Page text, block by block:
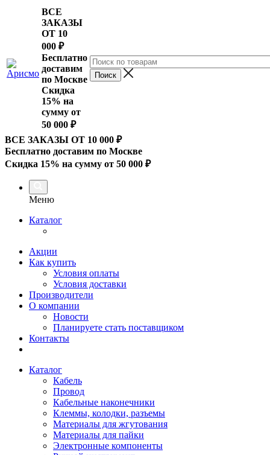
ВСЕ
ЗАКАЗЫ
ОТ 10
000 ₽
Бесплатно
доставим
по Москве
Скидка
15% на
сумму от
50 000 ₽
ВСЕ ЗАКАЗЫ ОТ 10 000 ₽
Бесплатно доставим по Москве
Скидка 15% на сумму от 50 000 ₽
Меню
Каталог
Акции
Как купить
Условия оплаты
Условия доставки
Производители
О компании
Новости
Планируете стать поставщиком
Контакты
Каталог
Кабель
Провод
Кабельные наконечники
Клеммы, колодки, разъемы
Материалы для жгутования
Материалы для пайки
Электронные компоненты